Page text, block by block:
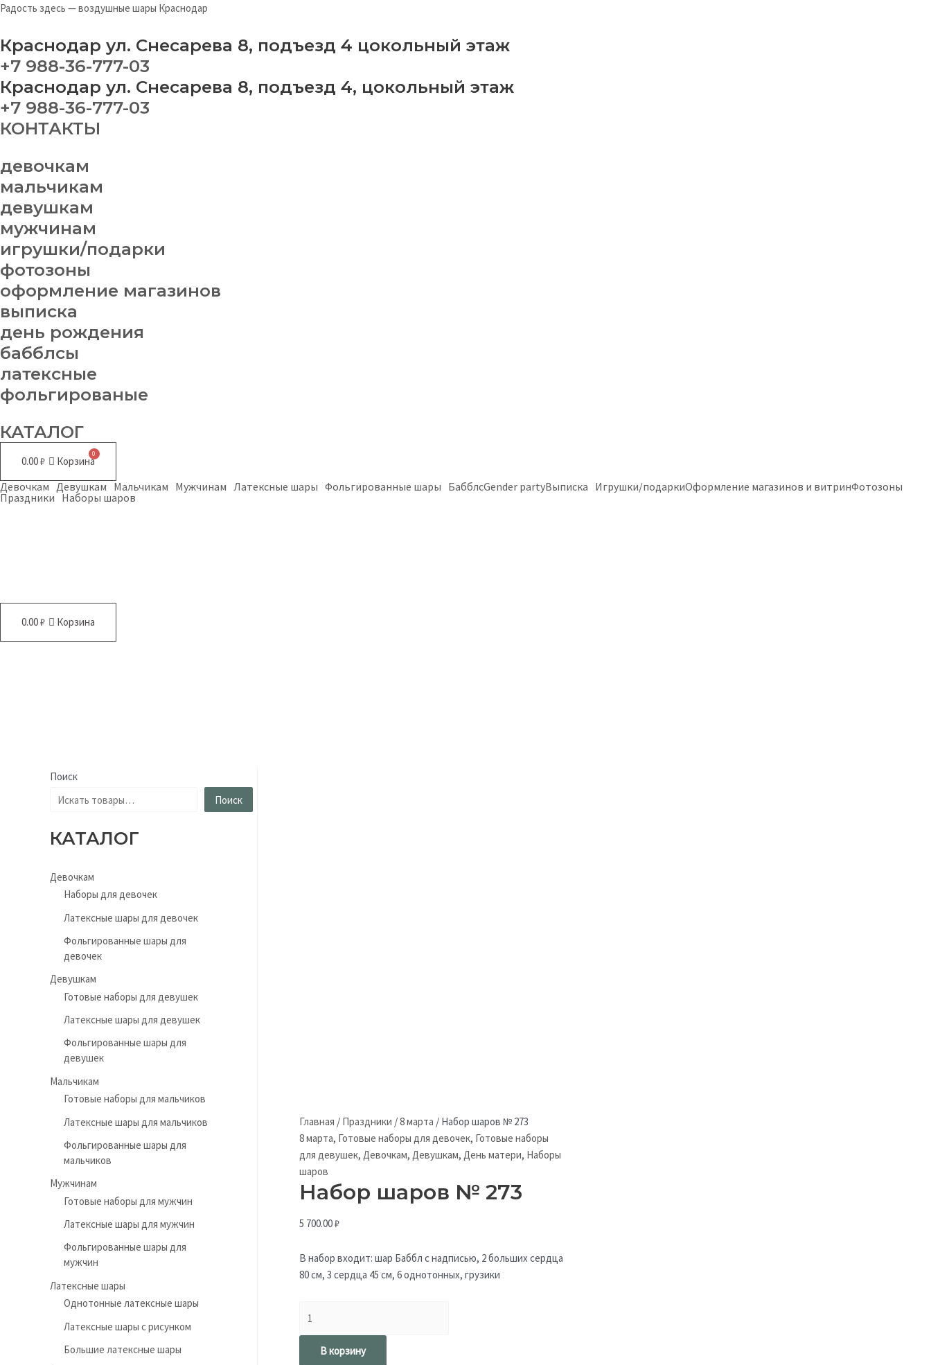
Перейти
содержимому
Радость здесь — воздушные шары Краснодар
Краснодар ул. Снесарева 8, подъезд 4 цокольный этаж
+7 988-36-777-03
Краснодар ул. Снесарева 8, подъезд 4, цокольный этаж
+7 988-36-777-03
КОНТАКТЫ
девочкам
мальчикам
девушкам
мужчинам
игрушки/подарки
фотозоны
оформление магазинов
выписка
день рождения
бабблсы
латексные
фольгированые
КАТАЛОГ
0.00₽ Корзина
Девочкам Девушкам Мальчикам Мужчинам Латексные шары Фольгированные шары БабблсGender partyВыписка Игрушки/подаркиОформление магазинов и витринФотозоны
Праздники Наборы шаров
0.00₽ Корзина
Поиск
Поиск
КАТАЛОГ
Девочкам
Наборы для девочек
Латексные шары для девочек
Фольгированные шары для
девочек
Девушкам
Готовые наборы для девушек
Латексные шары для девушек
Фольгированные шары для
девушек
Мальчикам
Готовые наборы для мальчиков
Латексные шары для мальчиков
Фольгированные шары для
мальчиков
Мужчинам
Готовые наборы для мужчин
Латексные шары для мужчин
Фольгированные шары для
мужчин
Латексные шары
Однотонные латексные шары
Латексные шары с рисунком
Большие латексные шары
Главная / Праздники /8 марта / Набор шаров № 273
8 марта, Готовые наборы для девочек, Готовые наборы
для девушек, Девочкам, Девушкам, День матери, Наборы
шаров
Набор шаров № 273
5 700.00₽
В набор входит: шар Баббл с надписью, 2 больших сердца
80 см, 3 сердца 45 см, 6 однотонных, грузики
№
В корзину